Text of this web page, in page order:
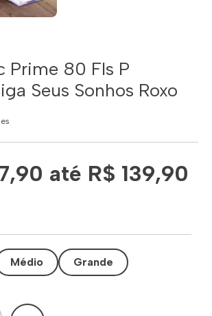
Prime 80 Fls P
Seus Sonhos Roxo
até R$ 139,90
Médio Grande